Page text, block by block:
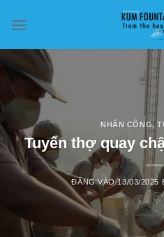
qua
NHÂN CÔNG,
Tuyển thợ quay
ĐĂNG VÀO13/03/2025